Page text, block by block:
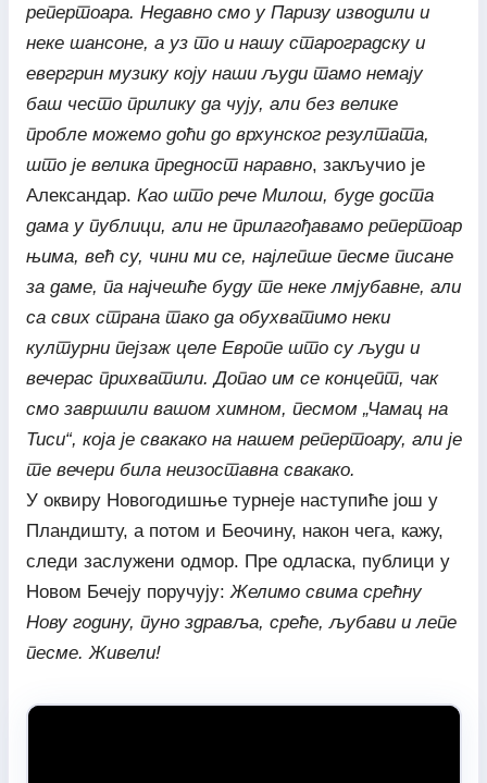
репертоара. Недавно смо у Паризу изводили и
неке шансоне, а уз то и нашу староградску и
евергрин музику коју наши људи тамо немају
баш често прилику да чују, али без велике
пробле можемо доћи до врхунског резултата,
што је велика предност наравно, закључио је
Александар. Као што рече Милош, буде доста
дама у публици, али не прилагођавамо репертоар
њима, већ су, чини ми се, најлепше песме писане
за даме, па најчешће буду те неке лмјубавне, али
са свих страна тако да обухватимо неки
културни пејзаж целе Европе што су људи и
вечерас прихватили. Допао им се концепт, чак
смо завршили вашом химном, песмом „Чамац на
Тиси“, која је свакако на нашем репертоару, али је
те вечери била неизоставна свакако.
У оквиру Новогодишње турнеје наступиће још у
Пландишту, а потом и Беочину, након чега, кажу,
следи заслужени одмор. Пре одласка, публици у
Новом Бечеју поручују: Желимо свима срећну
Нову годину, пуно здравља, среће, љубави и лепе
песме. Живели!